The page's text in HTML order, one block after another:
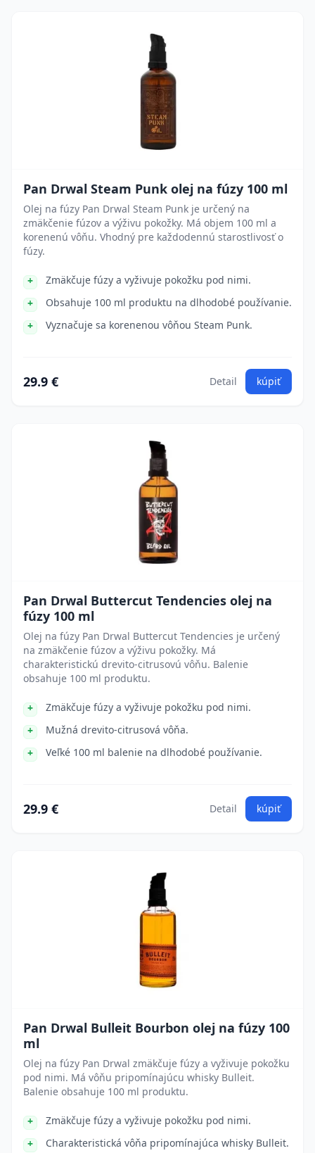
Pan Drwal Steam Punk olej na fúzy 100 ml
Olej na fúzy Pan Drwal Steam Punk je určený na
zmäkčenie fúzov a výživu pokožky. Má objem 100 ml a
korenenú vôňu. Vhodný pre každodennú starostlivosť o
fúzy.
Zmäkčuje fúzy a vyživuje pokožku pod nimi.
Obsahuje 100 ml produktu na dlhodobé používanie.
Vyznačuje sa korenenou vôňou Steam Punk.
29.9 € Detail kúpiť
Pan Drwal Buttercut Tendencies olej na
fúzy 100 ml
Olej na fúzy Pan Drwal Buttercut Tendencies je určený
na zmäkčenie fúzov a výživu pokožky. Má
charakteristickú drevito-citrusovú vôňu. Balenie
obsahuje 100 ml produktu.
Zmäkčuje fúzy a vyživuje pokožku pod nimi.
Mužná drevito-citrusová vôňa.
Veľké 100 ml balenie na dlhodobé používanie.
29.9 € Detail kúpiť
Pan Drwal Bulleit Bourbon olej na fúzy 100
ml
Olej na fúzy Pan Drwal zmäkčuje fúzy a vyživuje pokožku
pod nimi. Má vôňu pripomínajúcu whisky Bulleit.
Balenie obsahuje 100 ml produktu.
Zmäkčuje fúzy a vyživuje pokožku pod nimi.
Charakteristická vôňa pripomínajúca whisky Bulleit.